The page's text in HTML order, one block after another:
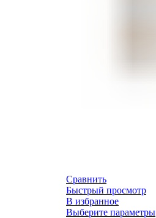
Сравнить
Быстрый просмотр
В избранное
Выберите параметры